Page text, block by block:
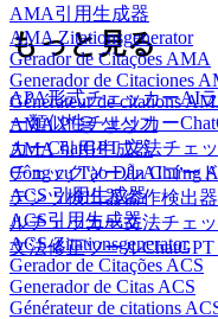
AMA引用生成器
AMA Zitationsgenerator
Gerador de Citações AMA
Generador de Citaciones
Générateur de citations
AMA 인용 생성기
AMA 引用生成器
Công cụ Tạo Dẫn Chứng
ACS 引用生成器
ACS引用生成器
ACS-Zitationsgenerator
Gerador de Citações ACS
Generador de Citas ACS
Générateur de citations
もっと見る
APA形式チェッカーAI
ー類似性チェッカー
カーChatGPT 文法チェ
チェックツールAIコー
テンツ検出器盗作検出器
ルチェッカー文法チェ
文法修正ツール